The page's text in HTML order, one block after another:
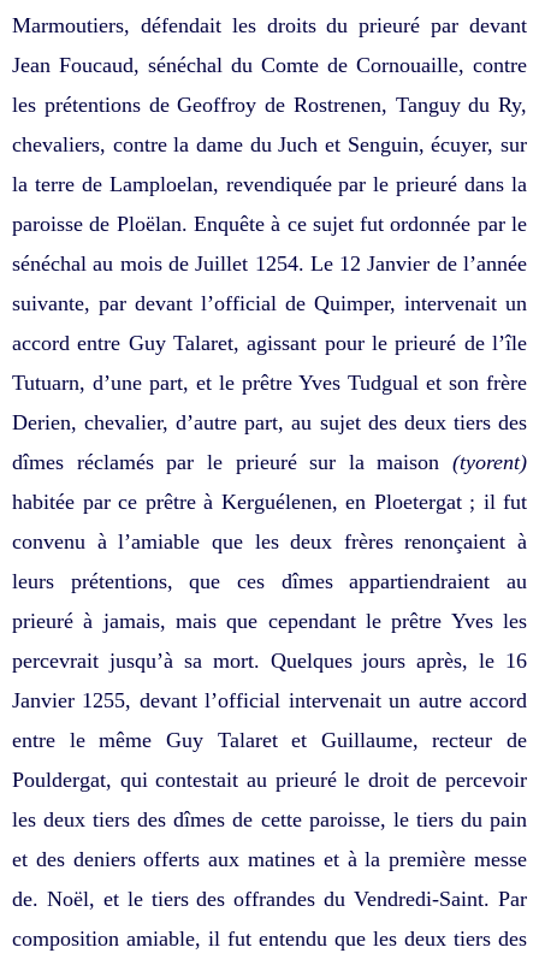
Marmoutiers, défendait les droits du prieuré par devant
Jean Foucaud, sénéchal du Comte de Cornouaille, contre
les prétentions de Geoffroy de Rostrenen, Tanguy du Ry,
chevaliers, contre la dame du Juch et Senguin, écuyer, sur
la terre de Lamploelan, revendiquée par le prieuré dans la
paroisse de Ploëlan. Enquête à ce sujet fut ordonnée par le
sénéchal au mois de Juillet 1254. Le 12 Janvier de l’année
suivante, par devant l’official de Quimper, intervenait un
accord entre Guy Talaret, agissant pour le prieuré de l’île
Tutuarn, d’une part, et le prêtre Yves Tudgual et son frère
Derien, chevalier, d’autre part, au sujet des deux tiers des
dîmes réclamés par le prieuré sur la maison (tyorent)
habitée par ce prêtre à Kerguélenen, en Ploetergat ; il fut
convenu à l’amiable que les deux frères renonçaient à
leurs prétentions, que ces dîmes appartiendraient au
prieuré à jamais, mais que cependant le prêtre Yves les
percevrait jusqu’à sa mort. Quelques jours après, le 16
Janvier 1255, devant l’official intervenait un autre accord
entre le même Guy Talaret et Guillaume, recteur de
Pouldergat, qui contestait au prieuré le droit de percevoir
les deux tiers des dîmes de cette paroisse, le tiers du pain
et des deniers offerts aux matines et à la première messe
de. Noël, et le tiers des offrandes du Vendredi-Saint. Par
composition amiable, il fut entendu que les deux tiers des